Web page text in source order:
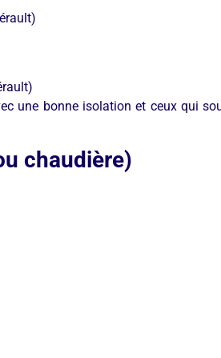
une bonne isolation et ceux qui
chaudière)